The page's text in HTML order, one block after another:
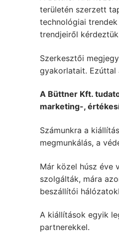
területén szerzett
technológiai
trendjeiről
Szerkesztői
gyakorlatait. Ezúttal
A Büttner Kft.
marketing-,
Számunkra a
megmunkálás, a
Már közel húsz éve
szolgálták, mára
beszállítói
A kiállítások egyik
partnerekkel.